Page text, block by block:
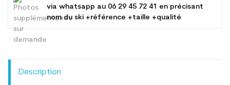
via whatsapp au 06 29 45 72 41 en précisant
nom du ski +référence +taille +qualité
Description